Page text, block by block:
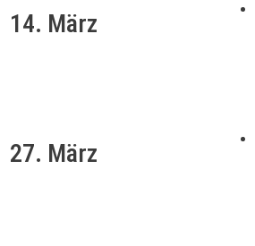
14. März
27. März